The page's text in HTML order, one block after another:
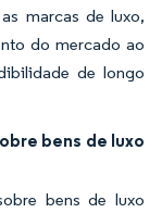
marcas de luxo,
do mercado ao
de longo
bens de luxo
bens de luxo